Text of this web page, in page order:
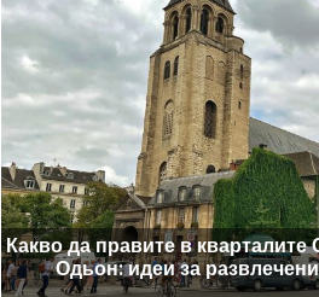
Какво да правите в
Одьон: идеи за